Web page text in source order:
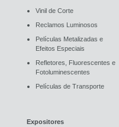
Vinil de Corte
Reclamos Luminosos
Películas Metalizadas e
Efeitos Especiais
Refletores, Fluorescentes e
Fotoluminescentes
Películas de Transporte
Expositores